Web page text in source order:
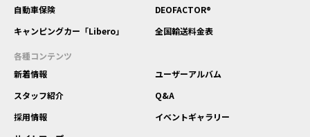
自動車保険
DEOFACTOR®
キャンピングカー「Libero」
全国輸送料金表
各種コンテンツ
新着情報
ユーザーアルバム
スタッフ紹介
Q&A
採用情報
イベントギャラリー